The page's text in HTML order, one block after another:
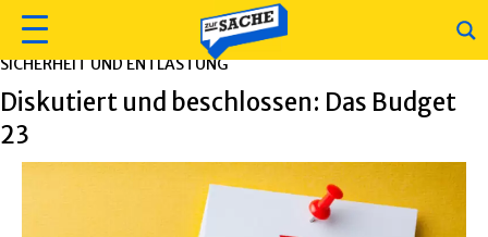
SICHERHEIT UND ENTLASTUNG
Diskutiert und beschlossen: Das Budget
23